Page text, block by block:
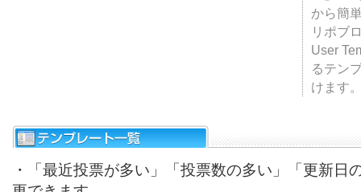
から簡
リポブ
User
るテン
けます
・「最近投票が多い」「投票数の多い」「更新日